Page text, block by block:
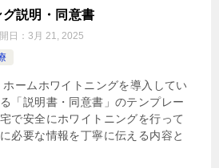
説明・同意書
日： 3月 21, 2025
ームホワイトニングを導入してい
「説明書・同意書」のテンプレー
で安全にホワイトニングを行って
必要な情報を丁寧に伝える内容と